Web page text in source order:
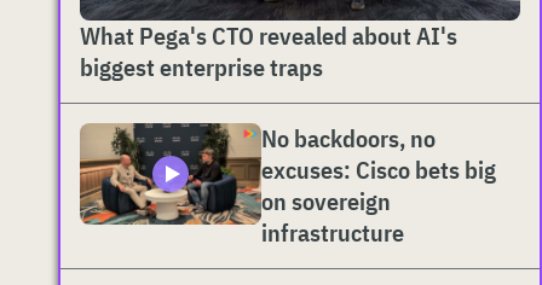
What Pega's CTO revealed about AI's
biggest enterprise traps
No backdoors, no
excuses: Cisco bets big
on sovereign
infrastructure